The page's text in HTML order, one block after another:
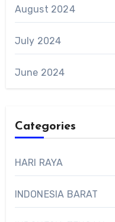
August 2024
July 2024
June 2024
Categories
HARI RAYA
INDONESIA BARAT